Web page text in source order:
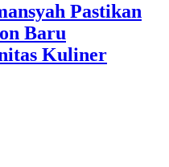
Pastikan
Baru
Kuliner